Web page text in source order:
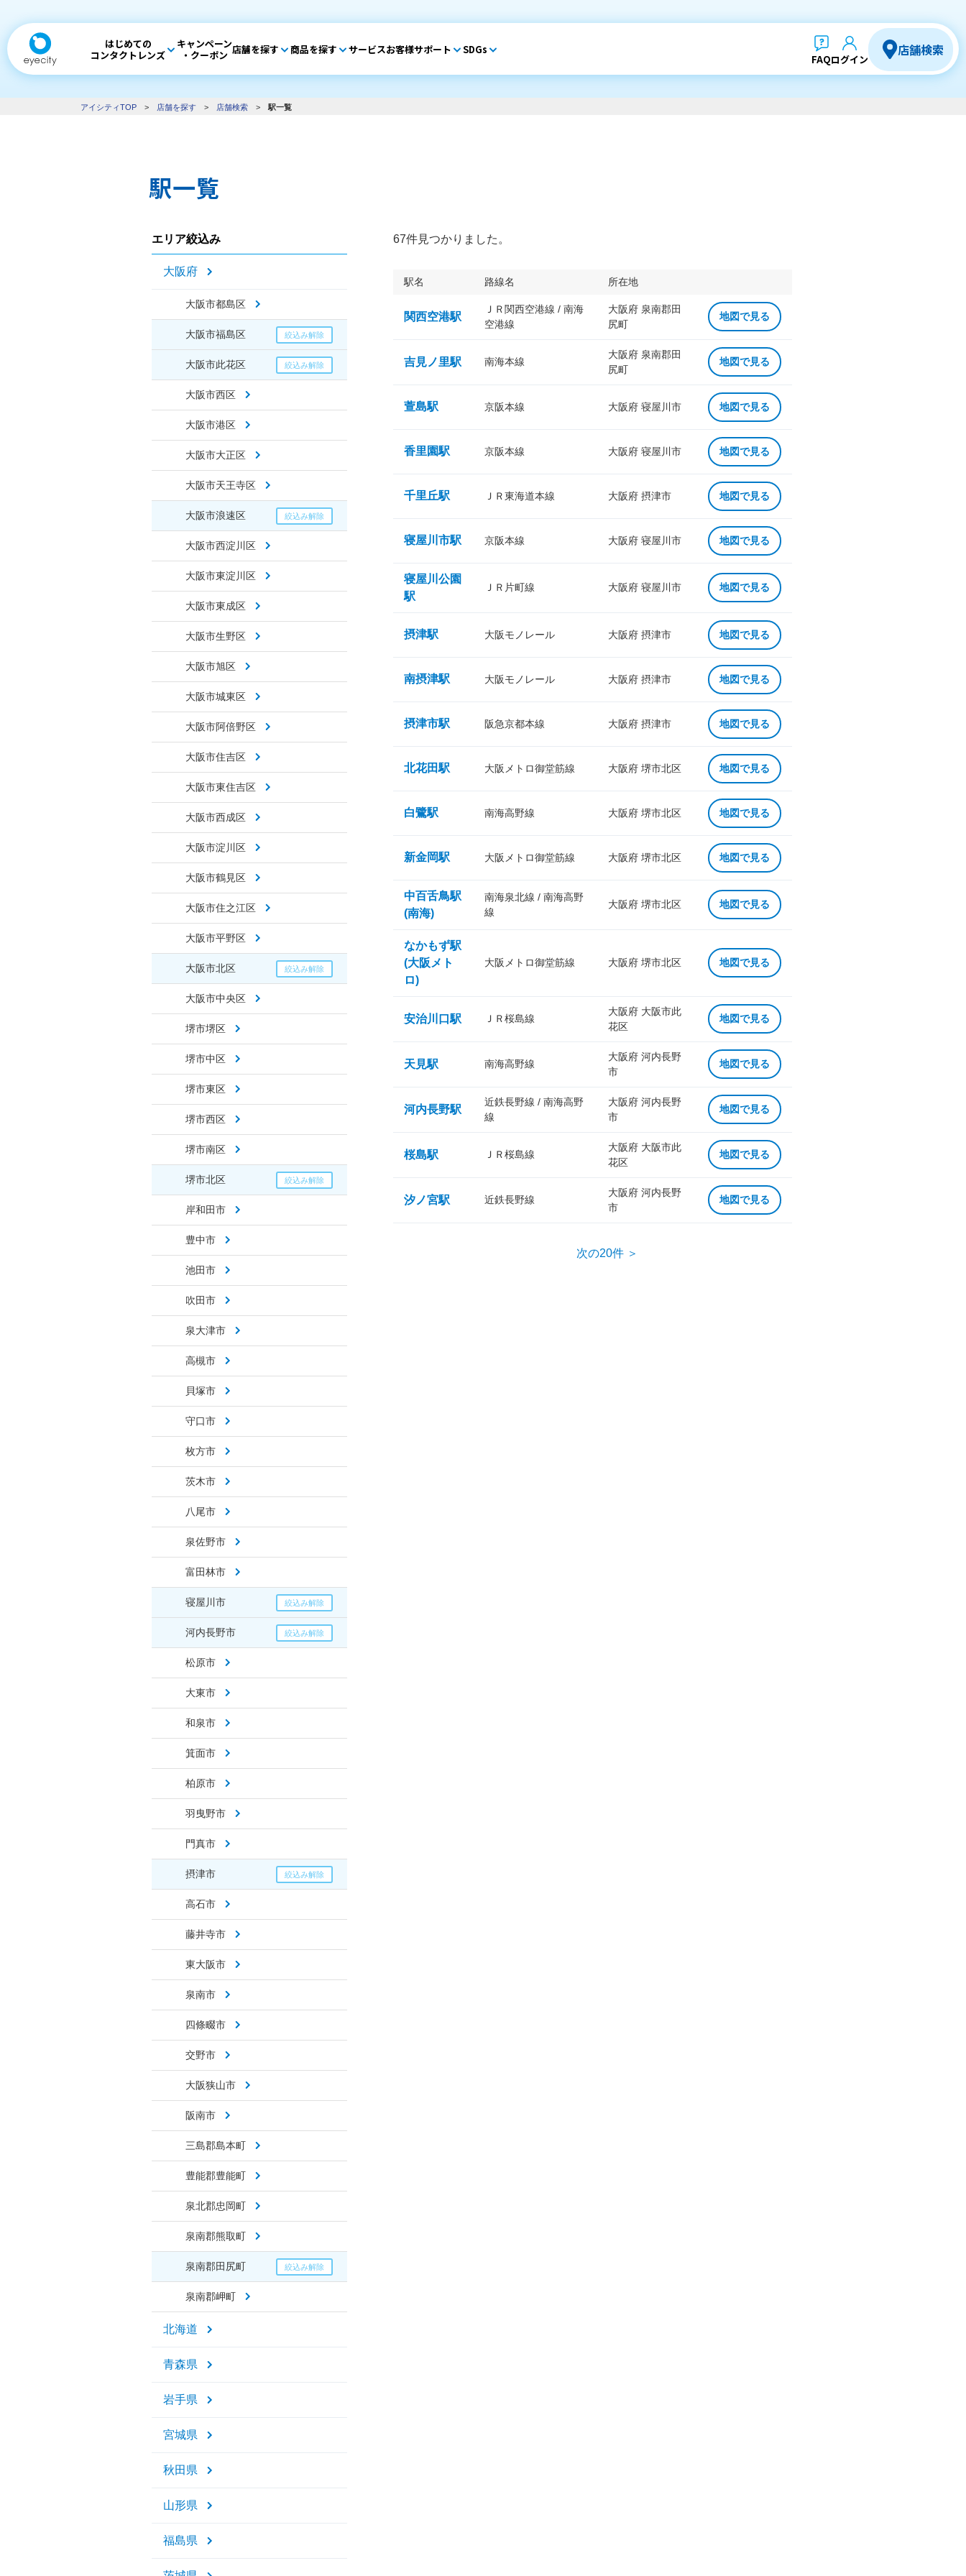
はじめての
コンタクトレンズ
キャンペーン
・クーポン 店舗を探す 商品を探す サービスお客様サポート SDGs
FAQログイン
店舗検索
アイシティTOP > 店舗を探す > 店舗検索 > 駅一覧
駅一覧
エリア絞込み
大阪府
大阪市都島区
大阪市福島区
大阪市此花区
大阪市西区
大阪市港区
大阪市大正区
大阪市天王寺区
大阪市浪速区
大阪市西淀川区
大阪市東淀川区
大阪市東成区
大阪市生野区
大阪市旭区
大阪市城東区
大阪市阿倍野区
大阪市住吉区
大阪市東住吉区
大阪市西成区
大阪市淀川区
大阪市鶴見区
大阪市住之江区
大阪市平野区
大阪市北区
大阪市中央区
堺市堺区
堺市中区
堺市東区
堺市西区
堺市南区
堺市北区
岸和田市
豊中市
池田市
吹田市
泉大津市
高槻市
貝塚市
守口市
枚方市
茨木市
八尾市
泉佐野市
富田林市
寝屋川市
河内長野市
松原市
大東市
和泉市
箕面市
柏原市
羽曳野市
門真市
摂津市
高石市
藤井寺市
東大阪市
泉南市
四條畷市
交野市
大阪狭山市
阪南市
三島郡島本町
豊能郡豊能町
泉北郡忠岡町
泉南郡熊取町
泉南郡田尻町
泉南郡岬町
北海道
青森県
岩手県
宮城県
秋田県
山形県
福島県
67件見つかりました。
駅名 路線名 所在地
関西空港駅
ＪＲ関西空港線 / 南海
空港線
大阪府 泉南郡田
尻町
地図で見る
吉見ノ里駅 南海本線
大阪府 泉南郡田
尻町
地図で見る
萱島駅 京阪本線 大阪府 寝屋川市 地図で見る
香里園駅 京阪本線 大阪府 寝屋川市 地図で見る
千里丘駅 ＪＲ東海道本線 大阪府 摂津市 地図で見る
寝屋川市駅 京阪本線 大阪府 寝屋川市 地図で見る
寝屋川公園
駅
ＪＲ片町線 大阪府 寝屋川市 地図で見る
摂津駅 大阪モノレール 大阪府 摂津市 地図で見る
南摂津駅 大阪モノレール 大阪府 摂津市 地図で見る
摂津市駅 阪急京都本線 大阪府 摂津市 地図で見る
北花田駅 大阪メトロ御堂筋線 大阪府 堺市北区 地図で見る
白鷺駅 南海高野線 大阪府 堺市北区 地図で見る
新金岡駅 大阪メトロ御堂筋線 大阪府 堺市北区 地図で見る
中百舌鳥駅
(南海)
南海泉北線 / 南海高野
線
大阪府 堺市北区 地図で見る
なかもず駅
(大阪メト
ロ)
大阪メトロ御堂筋線 大阪府 堺市北区 地図で見る
安治川口駅 ＪＲ桜島線
大阪府 大阪市此
花区
地図で見る
天見駅 南海高野線
大阪府 河内長野
市
地図で見る
河内長野駅
近鉄長野線 / 南海高野
線
大阪府 河内長野
市
地図で見る
桜島駅 ＪＲ桜島線
大阪府 大阪市此
花区
地図で見る
汐ノ宮駅 近鉄長野線
大阪府 河内長野
市
地図で見る
次の20件 ＞